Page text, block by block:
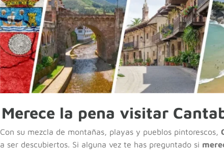
Merece la pena visitar
Con su mezcla de montañas, playas y pueblos pintorescos,
a ser descubiertos. Si alguna vez te has preguntado si